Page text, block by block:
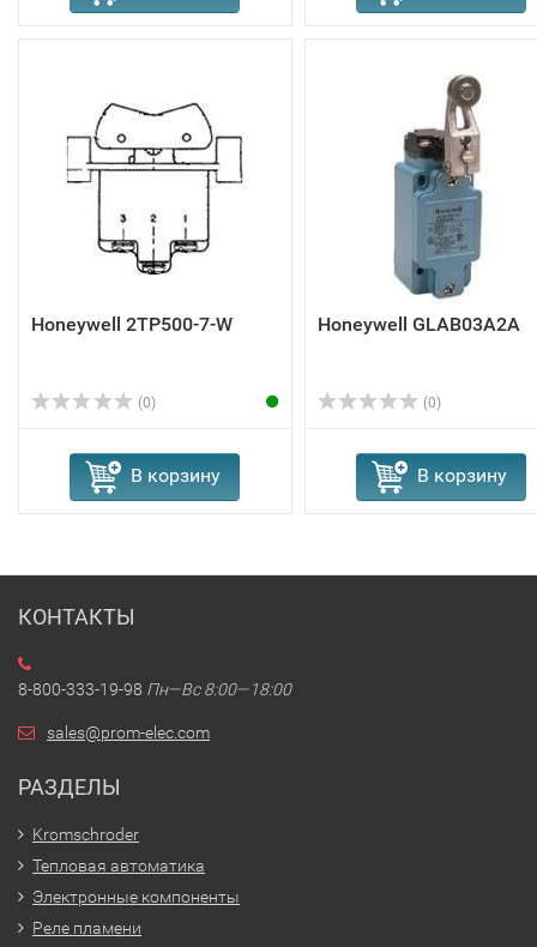
Honeywell 2TP500-7-W
(0)
В корзину
Honeywell GLAB03A2A
(0)
В корзину
КОНТАКТЫ
8-800-333-19-98 Пн—Вс 8:00—18:00
sales@prom-elec.com
РАЗДЕЛЫ
Kromschroder
Тепловая автоматика
Электронные компоненты
Реле пламени